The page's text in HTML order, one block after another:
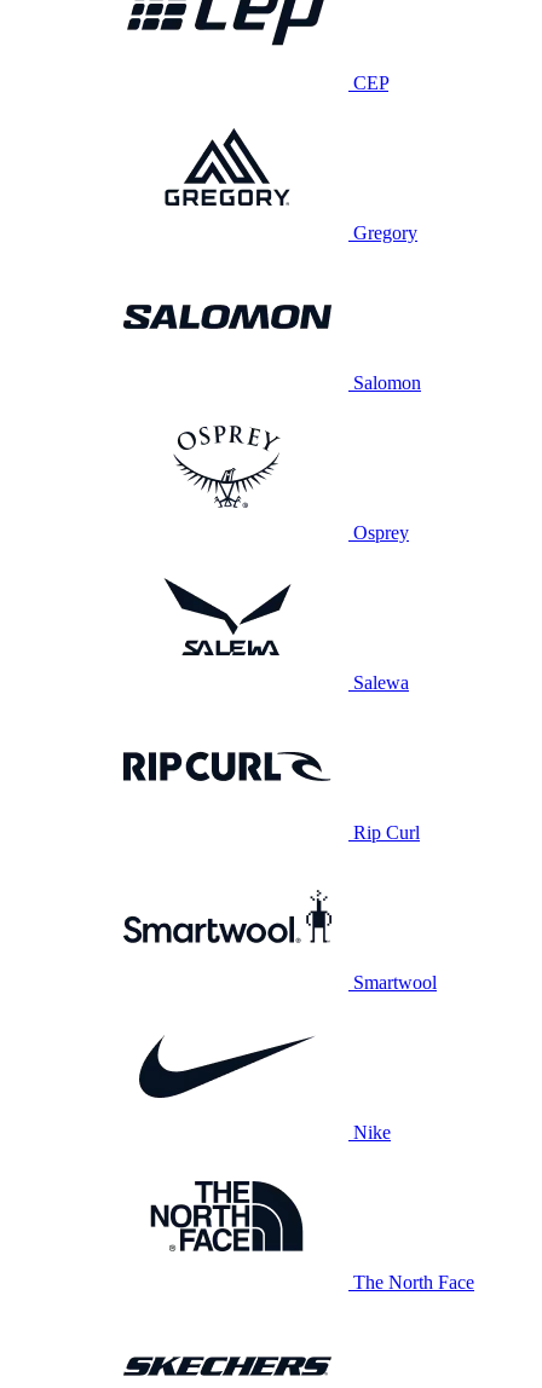
CEP
Gregory
Salomon
Osprey
Salewa
Rip Curl
Smartwool
Nike
The North Face